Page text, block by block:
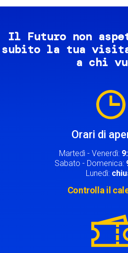
Il Futuro non
subito la tua visita
a chi
Orari di
Martedì - Venerdì:
Sabato - Domenica:
Lunedì:
Controlla il